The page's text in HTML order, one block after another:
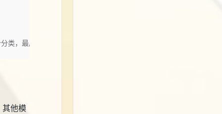
，最后对计算出的分类执行后续处理
其他模